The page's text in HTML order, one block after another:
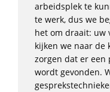
arbeidsplek te
te werk, dus we
het om draait: uw
kijken we naar de
zorgen dat er een
wordt gevonden.